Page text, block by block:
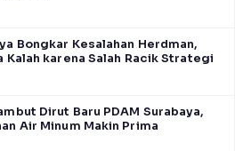
Bongkar Kesalahan Herdman,
Kalah karena Salah Racik Strategi
Dirut Baru PDAM Surabaya,
Air Minum Makin Prima